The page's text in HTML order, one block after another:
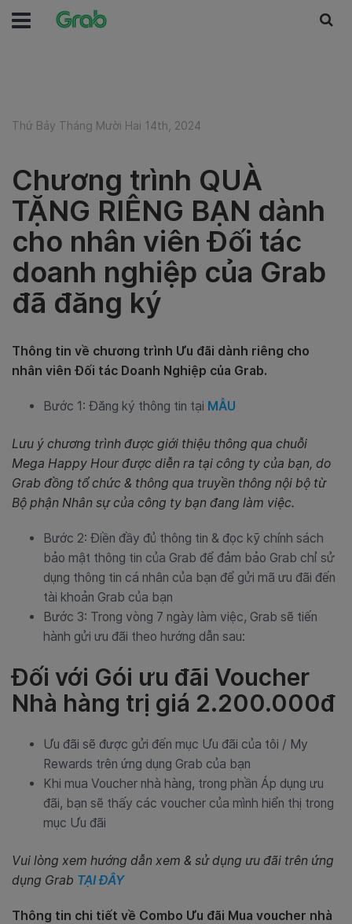
Thứ Bảy Tháng Mười Hai 14th, 2024
Chương trình QUÀ
TẶNG RIÊNG BẠN dành
cho nhân viên Đối tác
doanh nghiệp của Grab
đã đăng ký
Thông tin về chương trình Ưu đãi dành riêng cho
nhân viên Đối tác Doanh Nghiệp của Grab.
Bước 1: Đăng ký thông tin tại MẪU
Lưu ý chương trình được giới thiệu thông qua chuỗi
Mega Happy Hour được diễn ra tại công ty của bạn, do
Grab đồng tổ chức & thông qua truyền thông nội bộ từ
Bộ phận Nhân sự của công ty bạn đang làm việc.
Bước 2: Điền đầy đủ thông tin & đọc kỹ chính sách
bảo mật thông tin của Grab để đảm bảo Grab chỉ sử
dụng thông tin cá nhân của bạn để gửi mã ưu đãi đến
tài khoản Grab của bạn
Bước 3: Trong vòng 7 ngày làm việc, Grab sẽ tiến
hành gửi ưu đãi theo hướng dẫn sau:
Đối với Gói ưu đãi Voucher
Nhà hàng trị giá 2.200.000đ
Ưu đãi sẽ được gửi đến mục Ưu đãi của tôi / My
Rewards trên ứng dụng Grab của bạn
Khi mua Voucher nhà hàng, trong phần Áp dụng ưu
đãi, bạn sẽ thấy các voucher của mình hiển thị trong
mục Ưu đãi
Vui lòng xem hướng dẫn xem & sử dụng ưu đãi trên ứng
dụng Grab TẠI ĐÂY
Thông tin chi tiết về Combo Ưu đãi Mua voucher nhà